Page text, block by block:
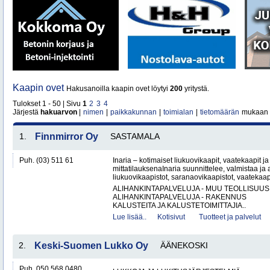
Kaapin ovet Hakusanoilla kaapin ovet löytyi 200 yritystä.
Tulokset 1 - 50 | Sivu 1 2 3 4
Järjestä hakuarvon nimen paikkakunnan toimialan tietomäärän mukaan
1. Finnmirror Oy SASTAMALA
Puh. (03) 511 61
Inaria – kotimaiset liukuovikaapit, vaatekaapit
mittatilauksenaInaria suunnittelee, valmistaa ja
liukuovikaapistot, saranaovikaapistot,
ALIHANKINTAPALVELUJA - MUU TEOLLISUUS
ALIHANKINTAPALVELUJA - RAKENNUS
KALUSTEITA JA KALUSTETOIMITTAJIA..
Lue lisää..
Kotisivut Tuotteet ja palvelut
2. Keski-Suomen Lukko Oy ÄÄNEKOSKI